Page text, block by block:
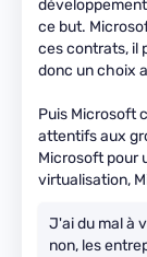
ce but.
ces contrats, il
donc un choix
Puis Microsoft
attentifs aux
Microsoft pour
virtualisation,
J'ai du mal à
non, les